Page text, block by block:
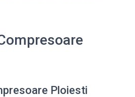
Ploiesti